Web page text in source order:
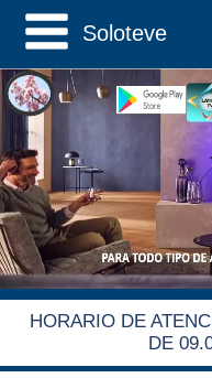
Soloteve
HORARIO DE
DE